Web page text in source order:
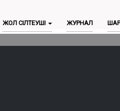
ЖОЛ СІЛТЕУШІ ЖУРНАЛ